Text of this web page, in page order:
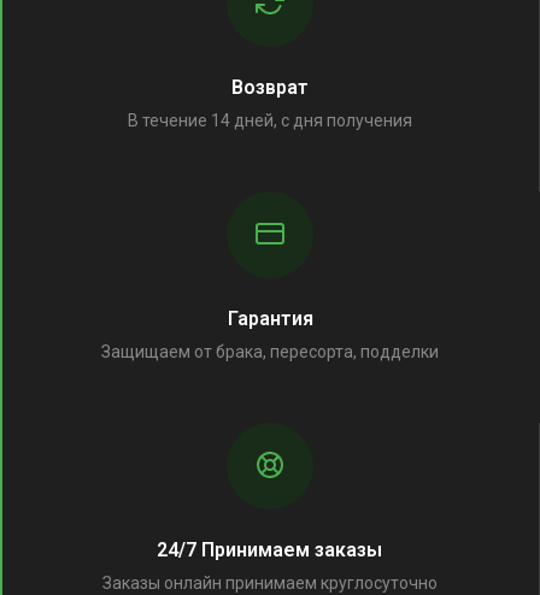
Возврат
В течение 14 дней, с дня получения
Гарантия
Защищаем от брака, пересорта, подделки
24/7 Принимаем заказы
Заказы онлайн принимаем круглосуточно